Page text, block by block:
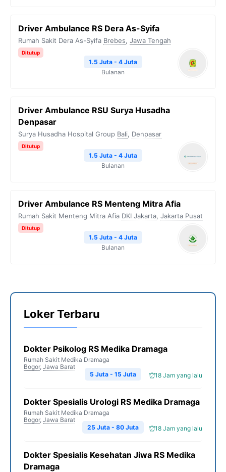
Driver Ambulance RS Dera As-Syifa
Rumah Sakit Dera As-Syifa Brebes, Jawa Tengah
Ditutup
1.5 Juta - 4 Juta
Bulanan
Driver Ambulance RSU Surya Husadha
Denpasar
Surya Husadha Hospital Group Bali, Denpasar
Ditutup
1.5 Juta - 4 Juta
Bulanan
Driver Ambulance RS Menteng Mitra Afia
Rumah Sakit Menteng Mitra Afia DKI Jakarta, Jakarta Pusat
Ditutup
1.5 Juta - 4 Juta
Bulanan
Loker Terbaru
Dokter Psikolog RS Medika Dramaga
Rumah Sakit Medika Dramaga
Bogor, Jawa Barat
18 Jam yang lalu
5 Juta - 15 Juta
Dokter Spesialis Urologi RS Medika Dramaga
Rumah Sakit Medika Dramaga
Bogor, Jawa Barat
18 Jam yang lalu
25 Juta - 80 Juta
Dokter Spesialis Kesehatan Jiwa RS Medika
Dramaga